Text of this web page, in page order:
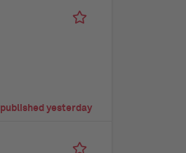
published yesterday